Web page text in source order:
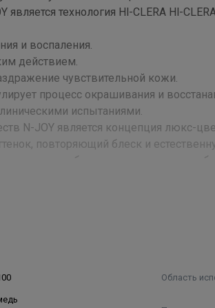
технология Hl-CLERA Hl-
и воспаления.
действием.
чувствительной кожи.
процесс окрашивания и
испытаниями.
N-JOY является концепция люкс-
повторяющий блеск и
крема обеспечивает простоту и
на самых светлых уровнях тона.
Область